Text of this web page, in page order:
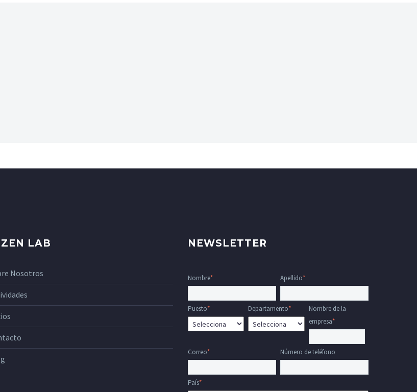
LAB
Nosotros
NEWSLETTER
Nombre* Apellido*
Puesto* Departamento*
Nombre de la
empresa*
Correo* Número de teléfono
País*